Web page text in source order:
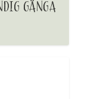
GÄNGA